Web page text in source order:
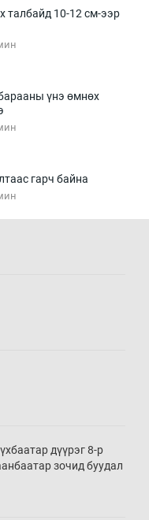
талбайд 10-12 см-ээр
үнэ өмнөх
гарч байна
дүүрэг 8-р
зочид буудал